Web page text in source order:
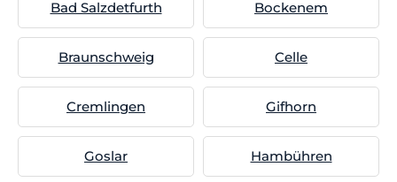
Bad Salzdetfurth Bockenem
Braunschweig Celle
Cremlingen Gifhorn
Goslar Hambühren